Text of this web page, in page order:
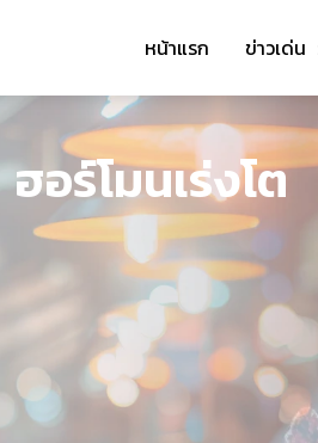
หน้าแรก ข่าวเด่น
ฮอร์โมนเร่งโต